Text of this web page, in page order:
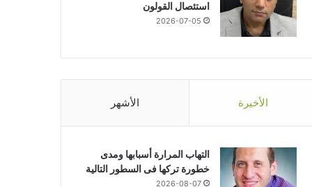
استئصال القولون
2026-07-05
الأخيرة الأشهر
التهاب المرارة أسبابها ومدى
خطورة تركها فى السطور التالية
2026-08-07